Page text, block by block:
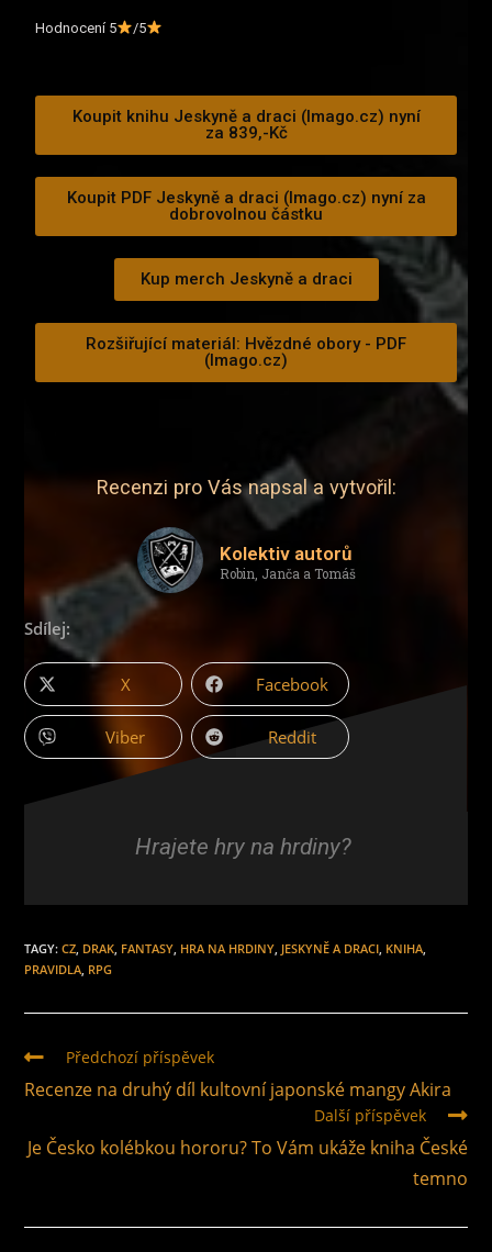
Hodnocení 5 /5
Koupit knihu Jeskyně a draci (Imago.cz) nyní
za 839,-Kč
Koupit PDF Jeskyně a draci (Imago.cz) nyní za
dobrovolnou částku
Kup merch Jeskyně a draci
Rozšiřující materiál: Hvězdné obory - PDF
(Imago.cz)
Recenzi pro Vás napsal a vytvořil:
Kolektiv autorů
Robin, Janča a Tomáš
Sdílej:
X Facebook
Viber Reddit
Hrajete hry na hrdiny?
TAGY:CZ, DRAK, FANTASY, HRA NA HRDINY, JESKYNĚ A DRACI, KNIHA,
PRAVIDLA, RPG
Předchozí příspěvek
Recenze na druhý díl kultovní japonské mangy Akira
Další příspěvek
Je Česko kolébkou hororu? To Vám ukáže kniha České
temno